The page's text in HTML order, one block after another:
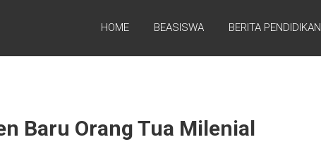
HOME BEASISWA BERITA PENDIDIKAN
Baru Orang Tua Milenial